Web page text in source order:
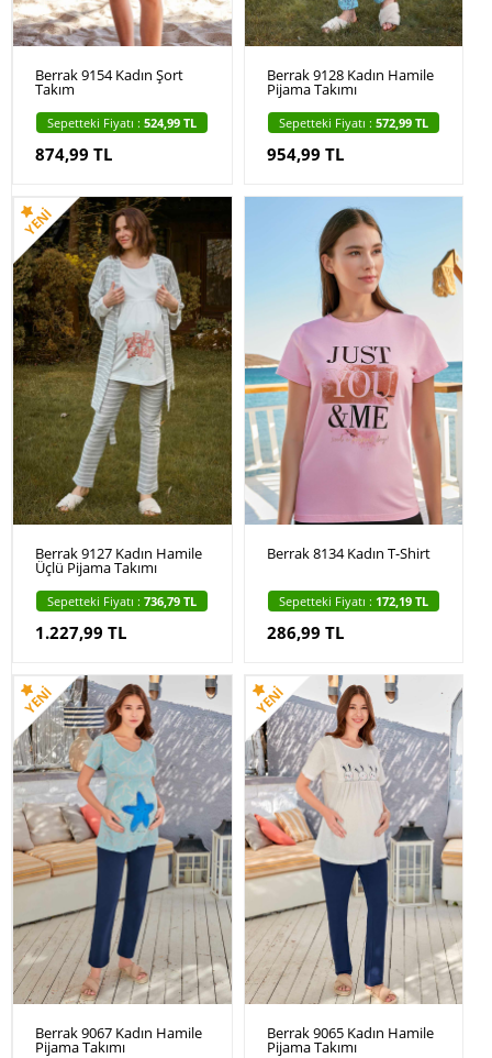
Berrak 9154 Kadın Şort
Takım
Sepetteki Fiyatı :524,99 TL
874,99 TL
Berrak 9128 Kadın Hamile
Pijama Takımı
Sepetteki Fiyatı :572,99 TL
954,99 TL
Berrak 9127 Kadın Hamile
Üçlü Pijama Takımı
Sepetteki Fiyatı :736,79 TL
1.227,99 TL
Berrak 8134 Kadın T-Shirt
Sepetteki Fiyatı : 172,19 TL
286,99 TL
Berrak 9067 Kadın Hamile
Pijama Takımı
Berrak 9065 Kadın Hamile
Pijama Takımı